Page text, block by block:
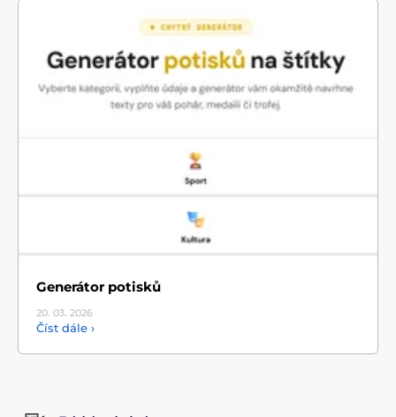
Generátor potisků
20. 03. 2026
Číst dále ›